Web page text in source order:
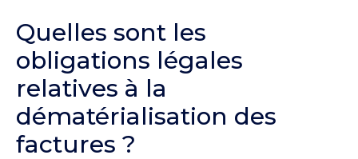
Quelles sont les
obligations légales
relatives à la
dématérialisation des
factures ?